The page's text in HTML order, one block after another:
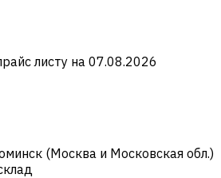
листу на 07.08.2026
(Москва и Московская обл.)